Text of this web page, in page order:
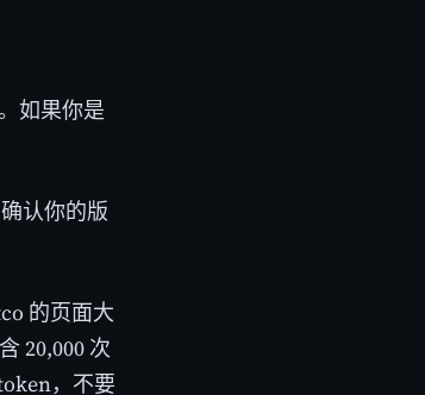
如果你是
认你的版
的页面大
20,000 次
，不要